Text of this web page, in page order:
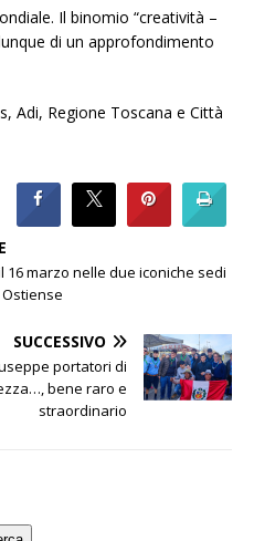
Il binomio “creatività –
di un approfondimento
Adi, Regione Toscana e Città
il 16 marzo nelle due iconiche sedi
SUCCESSIVO
portatori di
bene raro e
straordinario